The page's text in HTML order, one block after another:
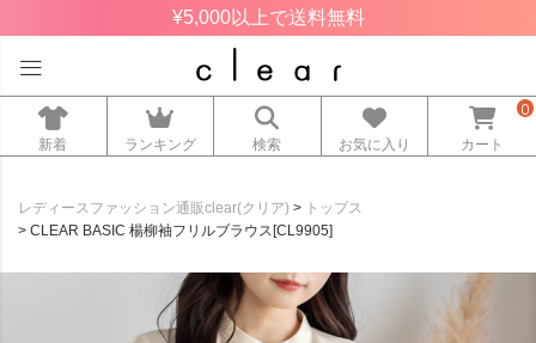
¥5,000以上で送料無料
新着 ランキング 検索 お気に入り カート
0
レディースファッション通販clear(クリア)
トップス
CLEAR BASIC 楊柳袖フリルブラウス[CL9905]